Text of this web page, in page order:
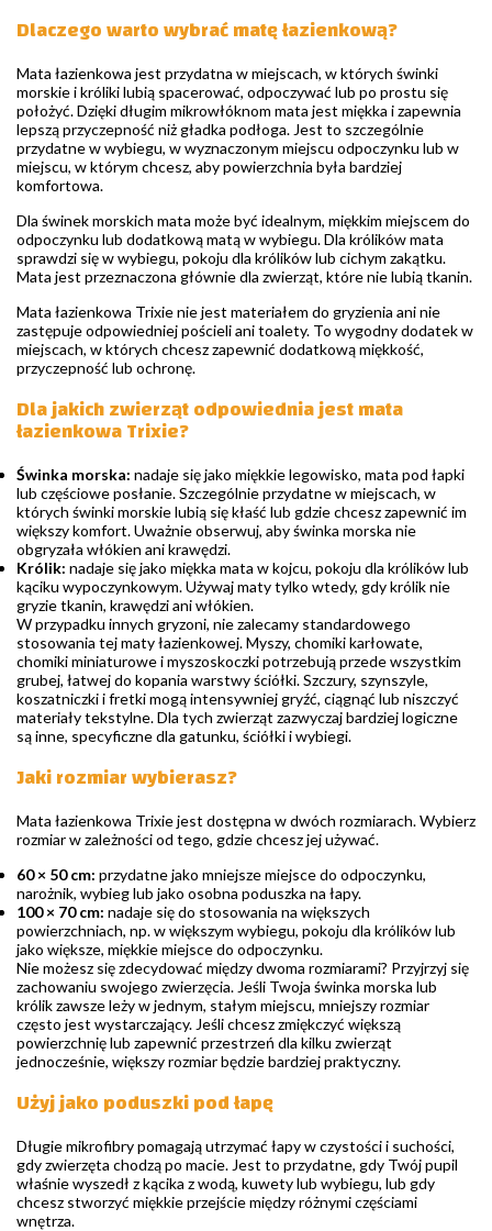
Dlaczego warto wybrać matę łazienkową?
Mata łazienkowa jest przydatna w miejscach, w których świnki
morskie i króliki lubią spacerować, odpoczywać lub po prostu się
położyć. Dzięki długim mikrowłóknom mata jest miękka i zapewnia
lepszą przyczepność niż gładka podłoga. Jest to szczególnie
przydatne w wybiegu, w wyznaczonym miejscu odpoczynku lub w
miejscu, w którym chcesz, aby powierzchnia była bardziej
komfortowa.
Dla świnek morskich mata może być idealnym, miękkim miejscem do
odpoczynku lub dodatkową matą w wybiegu. Dla królików mata
sprawdzi się w wybiegu, pokoju dla królików lub cichym zakątku.
Mata jest przeznaczona głównie dla zwierząt, które nie lubią tkanin.
Mata łazienkowa Trixie nie jest materiałem do gryzienia ani nie
zastępuje odpowiedniej pościeli ani toalety. To wygodny dodatek w
miejscach, w których chcesz zapewnić dodatkową miękkość,
przyczepność lub ochronę.
Dla jakich zwierząt odpowiednia jest mata
łazienkowa Trixie?
Świnka morska: nadaje się jako miękkie legowisko, mata pod łapki
lub częściowe posłanie. Szczególnie przydatne w miejscach, w
których świnki morskie lubią się kłaść lub gdzie chcesz zapewnić im
większy komfort. Uważnie obserwuj, aby świnka morska nie
obgryzała włókien ani krawędzi.
Królik: nadaje się jako miękka mata w kojcu, pokoju dla królików lub
kąciku wypoczynkowym. Używaj maty tylko wtedy, gdy królik nie
gryzie tkanin, krawędzi ani włókien.
W przypadku innych gryzoni, nie zalecamy standardowego
stosowania tej maty łazienkowej. Myszy, chomiki karłowate,
chomiki miniaturowe i myszoskoczki potrzebują przede wszystkim
grubej, łatwej do kopania warstwy ściółki. Szczury, szynszyle,
koszatniczki i fretki mogą intensywniej gryźć, ciągnąć lub niszczyć
materiały tekstylne. Dla tych zwierząt zazwyczaj bardziej logiczne
są inne, specyficzne dla gatunku, ściółki i wybiegi.
Jaki rozmiar wybierasz?
Mata łazienkowa Trixie jest dostępna w dwóch rozmiarach. Wybierz
rozmiar w zależności od tego, gdzie chcesz jej używać.
60 × 50 cm: przydatne jako mniejsze miejsce do odpoczynku,
narożnik, wybieg lub jako osobna poduszka na łapy.
100 × 70 cm: nadaje się do stosowania na większych
powierzchniach, np. w większym wybiegu, pokoju dla królików lub
jako większe, miękkie miejsce do odpoczynku.
Nie możesz się zdecydować między dwoma rozmiarami? Przyjrzyj się
zachowaniu swojego zwierzęcia. Jeśli Twoja świnka morska lub
królik zawsze leży w jednym, stałym miejscu, mniejszy rozmiar
często jest wystarczający. Jeśli chcesz zmiękczyć większą
powierzchnię lub zapewnić przestrzeń dla kilku zwierząt
jednocześnie, większy rozmiar będzie bardziej praktyczny.
Użyj jako poduszki pod łapę
Długie mikrofibry pomagają utrzymać łapy w czystości i suchości,
gdy zwierzęta chodzą po macie. Jest to przydatne, gdy Twój pupil
właśnie wyszedł z kącika z wodą, kuwety lub wybiegu, lub gdy
chcesz stworzyć miękkie przejście między różnymi częściami
wnętrza.